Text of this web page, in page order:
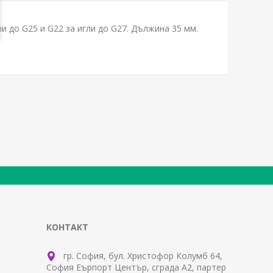
до G25 и G22 за игли до G27. Дължина 35 мм.
КОНТАКТ
гр. София, бул. Христофор Колумб 64,
София Еърпорт Център, сграда А2, партер